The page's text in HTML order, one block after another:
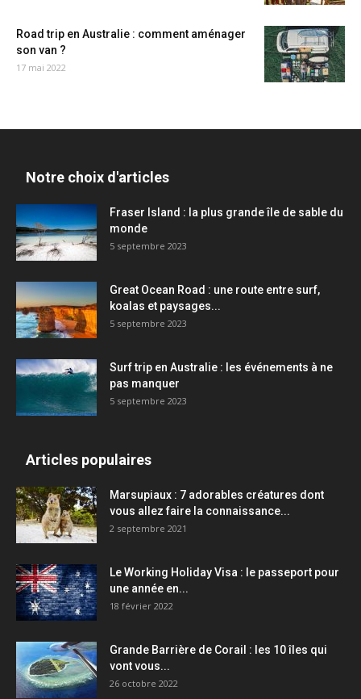
Road trip en Australie : comment aménager
son van ?
17 mai 2022
Notre choix d'articles
Fraser Island : la plus grande île de sable du
monde
5 septembre 2023
Great Ocean Road : une route entre surf,
koalas et paysages...
5 septembre 2023
Surf trip en Australie : les événements à ne
pas manquer
5 septembre 2023
Articles populaires
Marsupiaux : 7 adorables créatures dont
vous allez faire la connaissance...
2 septembre 2021
Le Working Holiday Visa : le passeport pour
une année en...
18 février 2022
Grande Barrière de Corail : les 10 îles qui
vont vous...
26 octobre 2022